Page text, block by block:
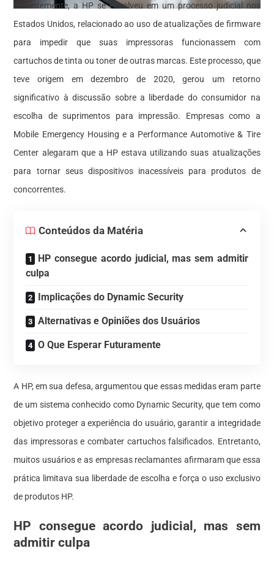
Recentemente, a HP se envolveu em um processo judicial nos
Estados Unidos, relacionado ao uso de atualizações de firmware
para impedir que suas impressoras funcionassem com
cartuchos de tinta ou toner de outras marcas. Este processo, que
teve origem em dezembro de 2020, gerou um retorno
significativo à discussão sobre a liberdade do consumidor na
escolha de suprimentos para impressão. Empresas como a
Mobile Emergency Housing e a Performance Automotive & Tire
Center alegaram que a HP estava utilizando suas atualizações
para tornar seus dispositivos inacessíveis para produtos de
concorrentes.
Conteúdos da Matéria
HP consegue acordo judicial, mas sem admitir
culpa
Implicações do Dynamic Security
Alternativas e Opiniões dos Usuários
O Que Esperar Futuramente
A HP, em sua defesa, argumentou que essas medidas eram parte
de um sistema conhecido como Dynamic Security, que tem como
objetivo proteger a experiência do usuário, garantir a integridade
das impressoras e combater cartuchos falsificados. Entretanto,
muitos usuários e as empresas reclamantes afirmaram que essa
prática limitava sua liberdade de escolha e força o uso exclusivo
de produtos HP.
HP consegue acordo judicial, mas sem
admitir culpa